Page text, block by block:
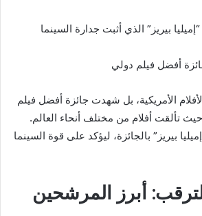
بيريز” الذي أثبت جدارة السينما
أفضل فيلم دولي
الأمريكية، بل شهدت جائزة أفضل فيلم
تألقت أفلام من مختلف أنحاء العالم.
بيريز” بالجائزة، ليؤكد على قوة السينما
أبرز المرشحين